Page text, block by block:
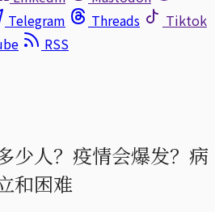
Telegram Threads
Tiktok
RSS
少人？疫情会爆发？病
和困难